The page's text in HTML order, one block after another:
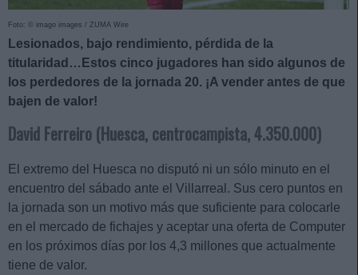
Foto: © imago images / ZUMA Wire
Lesionados, bajo rendimiento, pérdida de la
titularidad…Estos cinco jugadores han sido algunos de
los perdedores de la jornada 20. ¡A vender antes de que
bajen de valor!
David Ferreiro (Huesca, centrocampista, 4.350.000)
El extremo del Huesca no disputó ni un sólo minuto en el
encuentro del sábado ante el Villarreal. Sus cero puntos en
la jornada son un motivo más que suficiente para colocarle
en el mercado de fichajes y aceptar una oferta de Computer
en los próximos días por los 4,3 millones que actualmente
tiene de valor.